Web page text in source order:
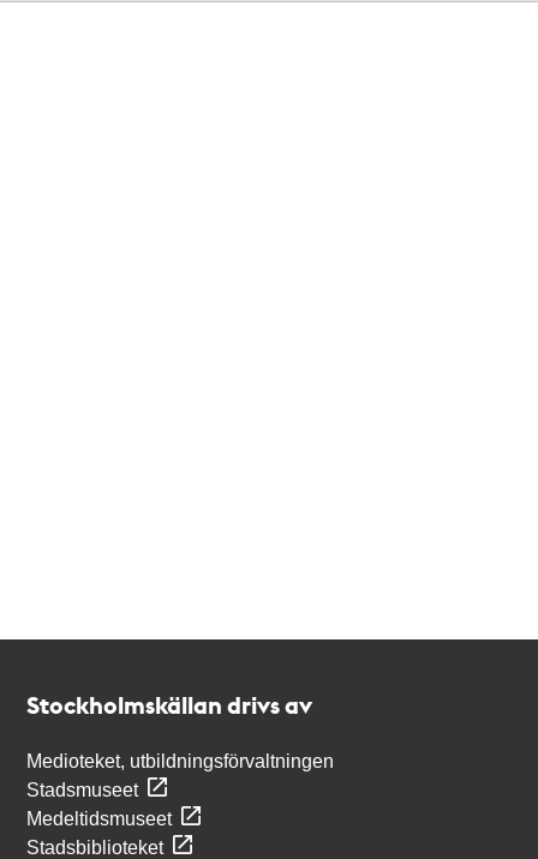
Stockholmskällan drivs av
Medioteket, utbildningsförvaltningen
Stadsmuseet
Medeltidsmuseet
Stadsbiblioteket